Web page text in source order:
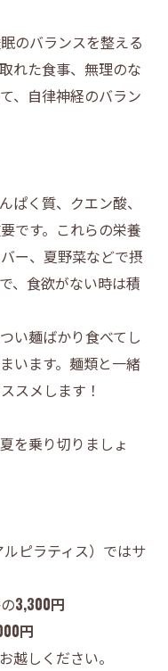
のバランスを整える
れた食事、無理のな
、自律神経のバラン
ぱく質、クエン酸、
です。これらの栄養
ー、夏野菜などで摂
、食欲がない時は積
い麺ばかり食べてし
います。麺類と一緒
スメします！
を乗り切りましょ
ルピラティス）ではサ
3,300円
円
越しください。